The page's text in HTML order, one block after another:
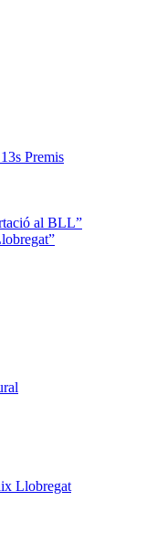
Premis
al BLL”
Llobregat